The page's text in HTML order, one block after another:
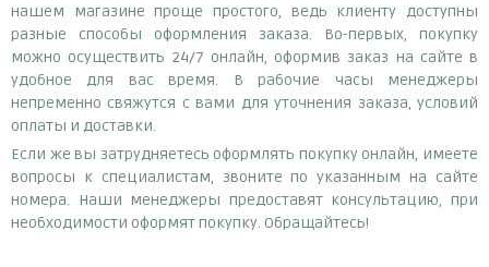
нашем магазине проще простого, ведь клиенту доступны
разные способы оформления заказа. Во-первых, покупку
можно осуществить 24/7 онлайн, оформив заказ на сайте в
удобное для вас время. В рабочие часы менеджеры
непременно свяжутся с вами для уточнения заказа, условий
оплаты и доставки.
Если же вы затрудняетесь оформлять покупку онлайн, имеете
вопросы к специалистам, звоните по указанным на сайте
номера. Наши менеджеры предоставят консультацию, при
необходимости оформят покупку. Обращайтесь!